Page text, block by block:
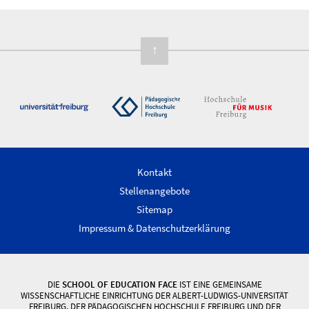
↑
Kontakt
Stellenangebote
Sitemap
Impressum & Datenschutzerklärung
DIE SCHOOL OF EDUCATION FACEIST EINE GEMEINSAME
WISSENSCHAFTLICHE EINRICHTUNG DER ALBERT-LUDWIGS-UNIVERSITÄT
FREIBURG, DER PÄDAGOGISCHEN HOCHSCHULE FREIBURG UND DER